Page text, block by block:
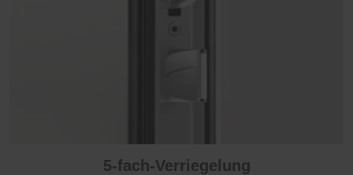
5-fach-Verriegelung